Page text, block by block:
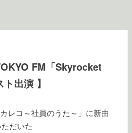
FM「Skyrocket
出演 】
レコ～社員のうた～」に新曲
だいた